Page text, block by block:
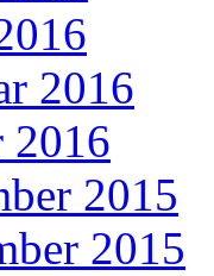
2016
2016
2015
2015